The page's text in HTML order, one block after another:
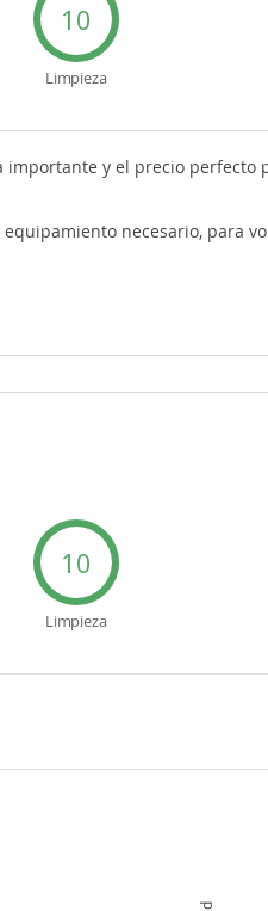
10
Limpieza
y el precio perfecto
necesario, para
10
Limpieza